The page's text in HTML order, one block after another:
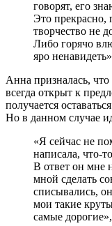
говорят, его
Это прекрасно,
творчество не
Либо горячо
яро
Анна призналась,
всегда открыт к
получается
Но в данном случае
«Я сейчас не
написала, что-
В ответ он мне
мной сделать
списывались,
мои такие
самые